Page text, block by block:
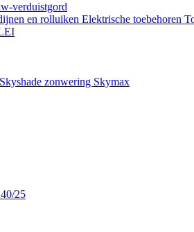
verduistgord
en rolluiken Elektrische toebehoren
zonwering Skymax
40/25